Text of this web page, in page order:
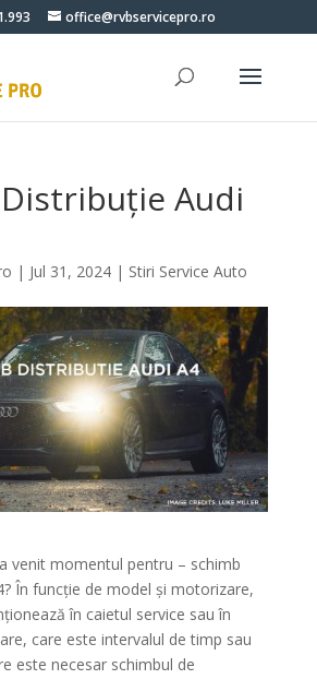
office@rvbservicepro.ro
Audi
| Jul 31, 2024| Stiri Service Auto
venit momentul pentru – schimb
În funcție de model și motorizare,
în caietul service sau în
care este intervalul de timp sau
este necesar schimbul de